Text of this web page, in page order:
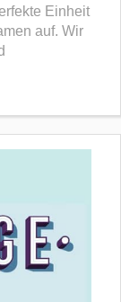
Einheit
auf. Wir